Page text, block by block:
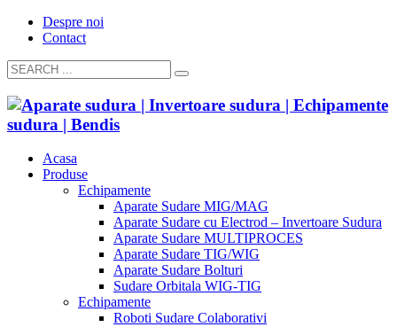
Despre noi
Contact
Acasa
Produse
Echipamente
Aparate Sudare MIG/MAG
Aparate Sudare cu Electrod – Invertoare Sudura
Aparate Sudare MULTIPROCES
Aparate Sudare TIG/WIG
Aparate Sudare Bolturi
Sudare Orbitala WIG-TIG
Echipamente
Roboti Sudare Colaborativi